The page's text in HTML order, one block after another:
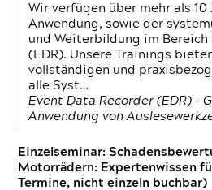
Wir verfügen über mehr als
Anwendung, sowie der
und Weiterbildung im Bereich
(EDR). Unsere Trainings
vollständigen und
alle Syst…
Event Data Recorder (EDR) –
Anwendung von
Einzelseminar:
Motorrädern: Expertenwissen
Termine, nicht einzeln buchbar)